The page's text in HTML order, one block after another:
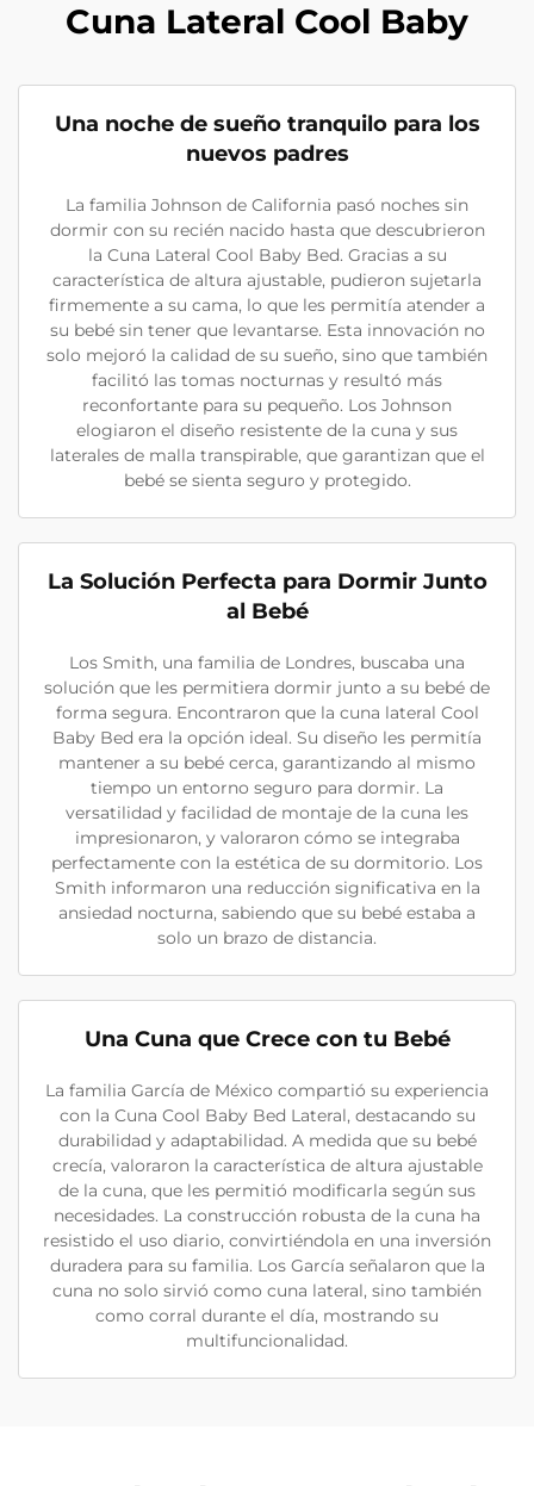
Cuna Lateral Cool Baby
Una noche de sueño tranquilo para los
nuevos padres
La familia Johnson de California pasó noches sin
dormir con su recién nacido hasta que descubrieron
la Cuna Lateral Cool Baby Bed. Gracias a su
característica de altura ajustable, pudieron sujetarla
firmemente a su cama, lo que les permitía atender a
su bebé sin tener que levantarse. Esta innovación no
solo mejoró la calidad de su sueño, sino que también
facilitó las tomas nocturnas y resultó más
reconfortante para su pequeño. Los Johnson
elogiaron el diseño resistente de la cuna y sus
laterales de malla transpirable, que garantizan que el
bebé se sienta seguro y protegido.
La Solución Perfecta para Dormir Junto
al Bebé
Los Smith, una familia de Londres, buscaba una
solución que les permitiera dormir junto a su bebé de
forma segura. Encontraron que la cuna lateral Cool
Baby Bed era la opción ideal. Su diseño les permitía
mantener a su bebé cerca, garantizando al mismo
tiempo un entorno seguro para dormir. La
versatilidad y facilidad de montaje de la cuna les
impresionaron, y valoraron cómo se integraba
perfectamente con la estética de su dormitorio. Los
Smith informaron una reducción significativa en la
ansiedad nocturna, sabiendo que su bebé estaba a
solo un brazo de distancia.
Una Cuna que Crece con tu Bebé
La familia García de México compartió su experiencia
con la Cuna Cool Baby Bed Lateral, destacando su
durabilidad y adaptabilidad. A medida que su bebé
crecía, valoraron la característica de altura ajustable
de la cuna, que les permitió modificarla según sus
necesidades. La construcción robusta de la cuna ha
resistido el uso diario, convirtiéndola en una inversión
duradera para su familia. Los García señalaron que la
cuna no solo sirvió como cuna lateral, sino también
como corral durante el día, mostrando su
multifuncionalidad.